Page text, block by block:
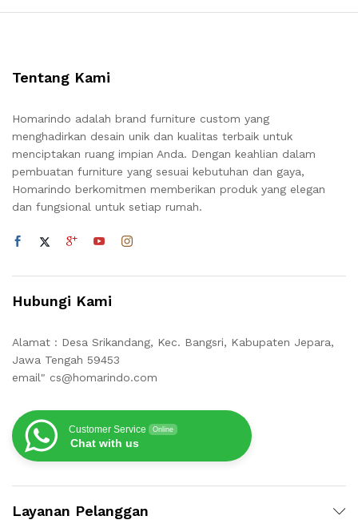
Tentang Kami
Homarindo adalah brand furniture custom yang
menghadirkan desain unik dan kualitas terbaik untuk
menciptakan ruang impian Anda. Dengan keahlian dalam
pembuatan furniture yang sesuai kebutuhan dan gaya,
Homarindo berkomitmen memberikan produk yang elegan
dan fungsional untuk setiap rumah.
Hubungi Kami
Alamat : Desa Srikandang, Kec. Bangsri, Kabupaten Jepara,
Jawa Tengah 59453
email" cs@homarindo.com
Customer Service Online
Chat with us
Layanan Pelanggan